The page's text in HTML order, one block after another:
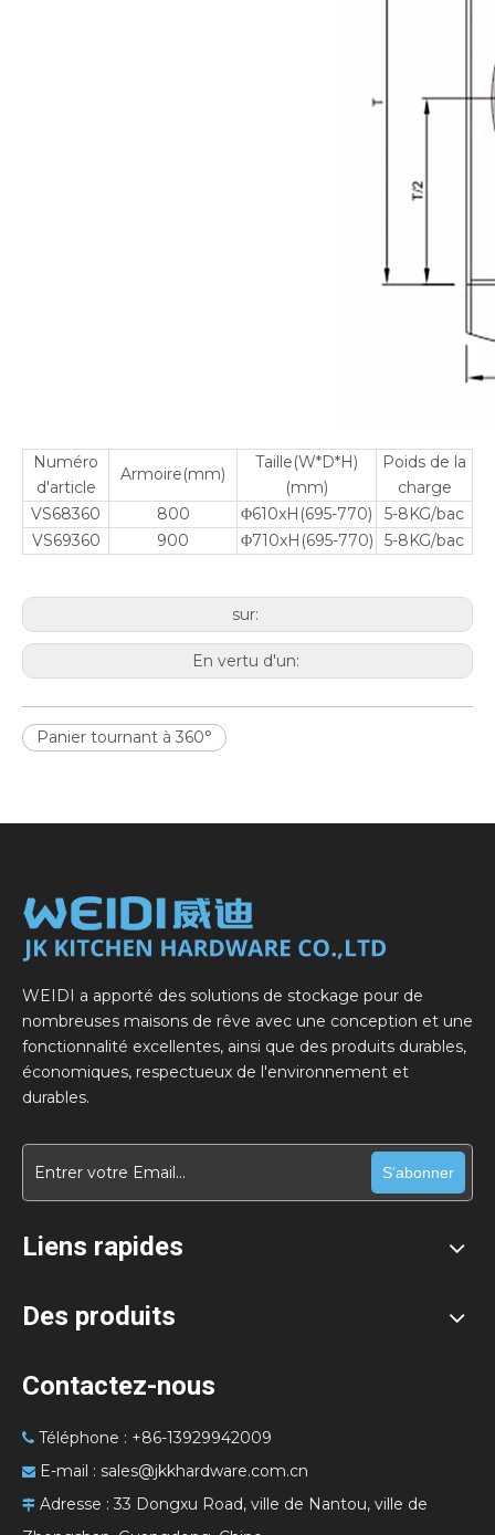
Numéro
d'article
Armoire(mm)
Taille(W*D*H)
(mm)
Poids de la
charge
VS68360
800 Φ610xH(695-770)
5-8KG/bac
VS69360
900 Φ710xH(695-770) 5-8KG/bac
sur:
En vertu d'un:
Panier tournant à 360°
WEIDI a apporté des solutions de stockage pour de
nombreuses maisons de rêve avec une conception et une
fonctionnalité excellentes, ainsi que des produits durables,
économiques, respectueux de l'environnement et
durables.
S’abonner
Liens rapides
Des produits
Contactez-nous
 Téléphone : +86-13929942009
 E-mail : sales@jkkhardware.com.cn
 Adresse : 33 Dongxu Road, ville de Nantou, ville de